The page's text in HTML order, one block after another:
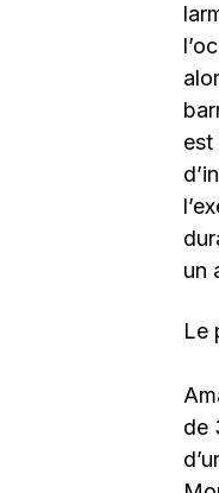
est
un
Le
de